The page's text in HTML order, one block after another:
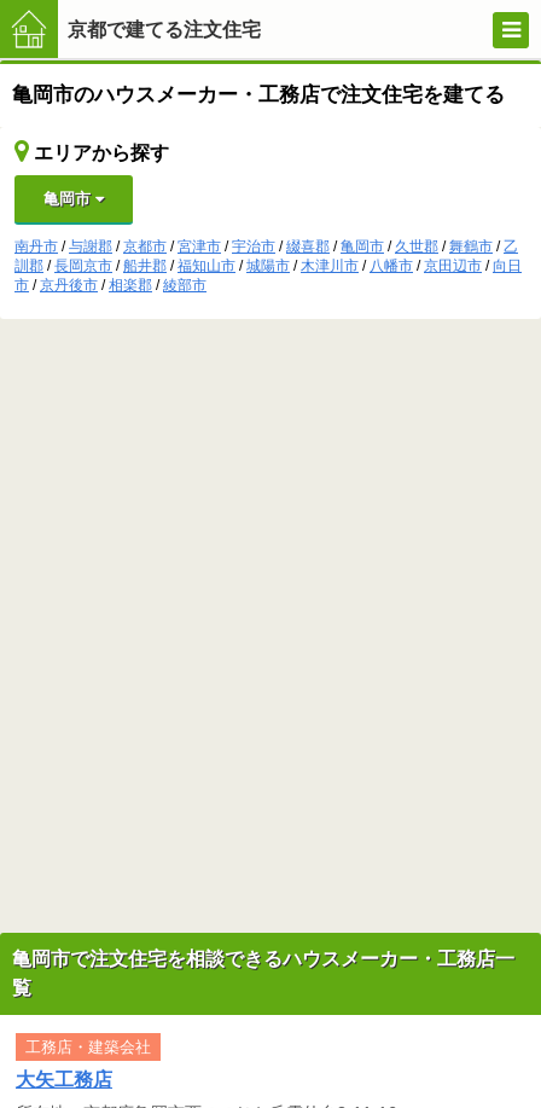
京都で建てる注文住宅
京都で
建てる
注文住
亀岡市のハウスメーカー・工務店で注文住宅を建てる
エリアから探す
亀岡市
南丹市 /与謝郡 /京都市 /宮津市 /宇治市 /綴喜郡 /亀岡市 / 久世郡 /舞鶴市 /乙
訓郡 /長岡京市 /船井郡 /福知山市 /城陽市 /木津川市 / 八幡市 /京田辺市 /向日
市 /京丹後市 /相楽郡 /綾部市
亀岡市で注文住宅を相談できるハウスメーカー・工務店一
覧
大矢工務店
工務店・建築会社